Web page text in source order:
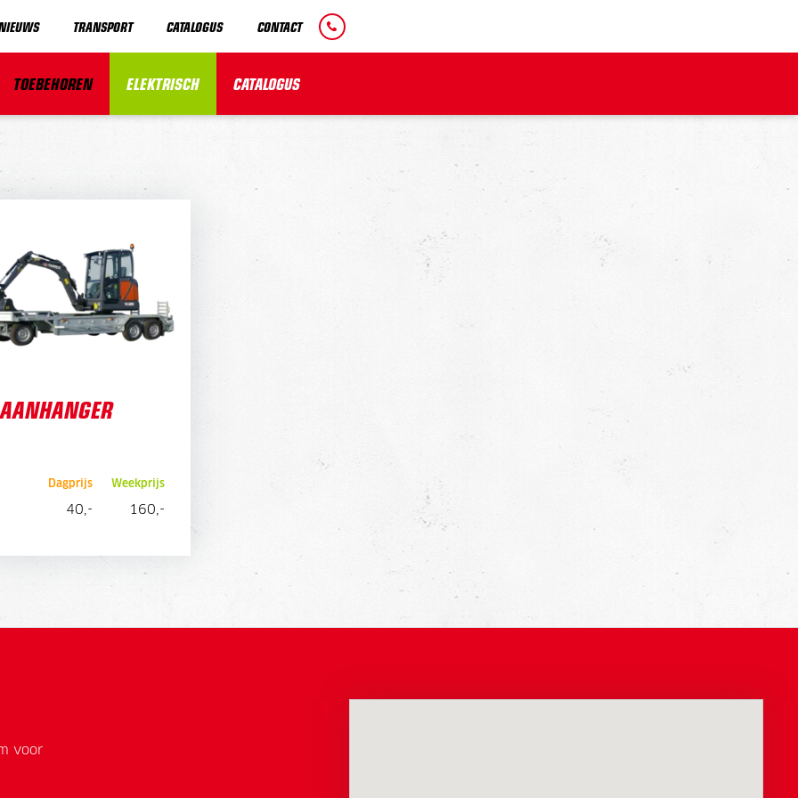
TRANSPORT CATALOGUS CONTACT
TOEBEHOREN ELEKTRISCH CATALOGUS
AANHANGER
Dagprijs Weekprijs
40,- 160,-
Houdt rekening met het
van de auto en het
laadgewicht van het
vervoersproduct.
DIRECT AANVRAGEN
voor